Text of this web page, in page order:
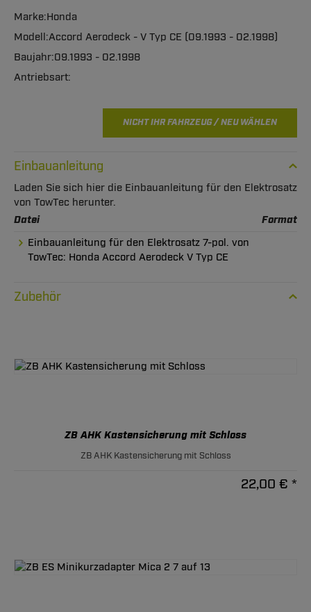
Honda
Accord Aerodeck - V Typ CE (09.1993 - 02.1998)
09.1993 - 02.1998
NICHT IHR FAHRZEUG / NEU WÄHLEN
Einbauanleitung
Laden Sie sich hier die Einbauanleitung für den Elektrosatz
von TowTec herunter.
Datei Format
Einbauanleitung für den Elektrosatz 7-pol. von
TowTec: Honda Accord Aerodeck V Typ CE
Zubehör
ZB AHK Kastensicherung mit Schloss
ZB AHK Kastensicherung mit Schloss
22,00 € *